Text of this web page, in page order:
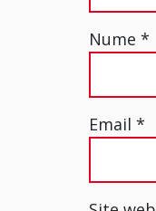
Nume*
Email*